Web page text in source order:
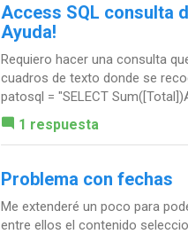
Access SQL consulta
Ayuda!
Requiero hacer una consulta
cuadros de texto donde se
patosql = "SELECT
1 respuesta
Problema con fechas
Me extenderé un poco para
entre ellos el contenido